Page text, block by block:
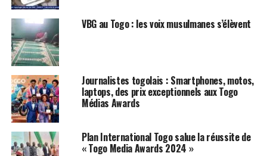
VBG au Togo : les voix musulmanes s’élèvent
Journalistes togolais : Smartphones, motos,
laptops, des prix exceptionnels aux Togo
Médias Awards
Plan International Togo salue la réussite de
« Togo Media Awards 2024 »